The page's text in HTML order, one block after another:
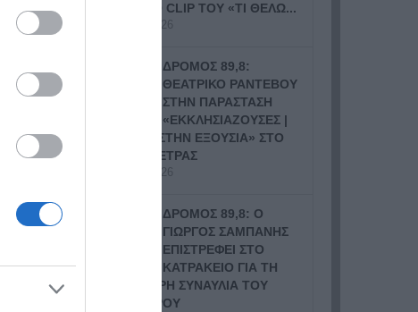
ΝΕΟ VIDEO CLIP ΤΟΥ «ΤΙ ΘΕΛΩ...
9 Ιουλίου, 2026
ΔΡΟΜΟΣ 89,8:
ΘΕΑΤΡΙΚΟ ΡΑΝΤΕΒΟΥ
ΣΤΗΝ ΠΑΡΑΣΤΑΣΗ
«ΕΚΚΛΗΣΙΑΖΟΥΣΕΣ |
ΓΥΝΑΙΚΕΣ ΣΤΗΝ ΕΞΟΥΣΙΑ» ΣΤΟ
ΘΕΑΤΡΟ ΠΕΤΡΑΣ
8 Ιουλίου, 2026
ΔΡΟΜΟΣ 89,8: Ο
ΓΙΩΡΓΟΣ ΣΑΜΠΑΝΗΣ
ΕΠΙΣΤΡΕΦΕΙ ΣΤΟ
ΚΑΤΡΑΚΕΙΟ ΓΙΑ ΤΗ
ΜΕΓΑΛΥΤΕΡΗ ΣΥΝΑΥΛΙΑ ΤΟΥ
ΦΘΙΝΟΠΩΡΟΥ